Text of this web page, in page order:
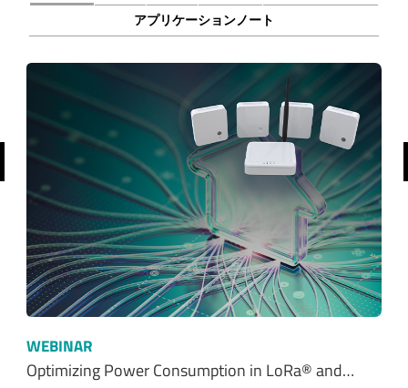
アプリケーションノート
WEBINAR
Optimizing Power Consumption in LoRa® and…